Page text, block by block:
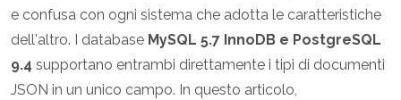
e confusa con ogni sistema che adotta le caratteristiche
dell'altro. I database MySQL 5.7 InnoDB e PostgreSQL
9.4 supportano entrambi direttamente i tipi di documenti
JSON in un unico campo. In questo articolo,